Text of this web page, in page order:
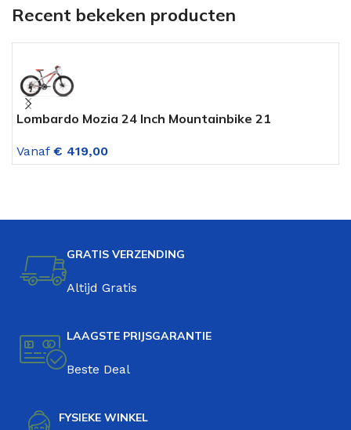
Recent bekeken producten
Lombardo Mozia 24 Inch Mountainbike 21
Vanaf € 419,00
GRATIS VERZENDING
Altijd Gratis
LAAGSTE PRIJSGARANTIE
Beste Deal
FYSIEKE WINKEL